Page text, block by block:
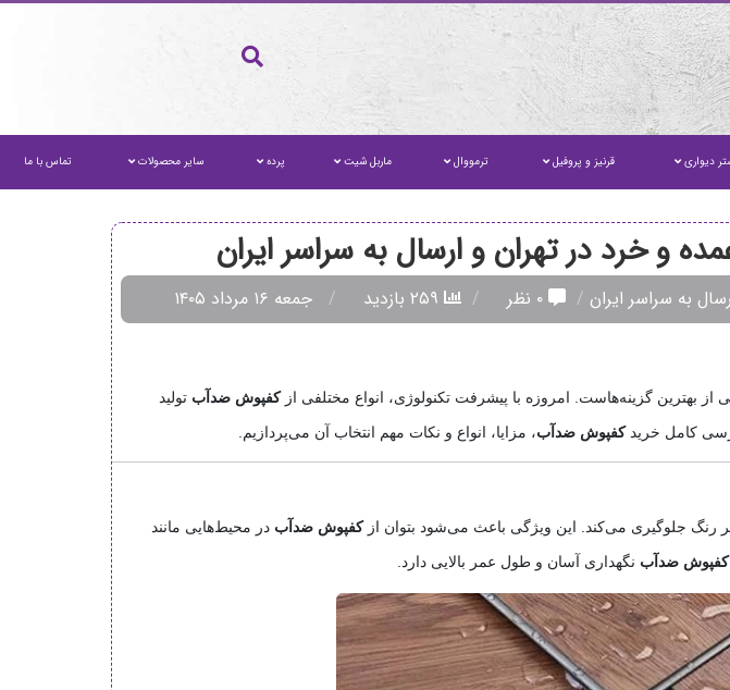
دیواری قرنیز و پروفیل ترمووال ماربل شیت پرده سایر محصولات تماس با ما
خرد در تهران و ارسال به سراسر ایران
به سراسر ایران ۰ نظر جمعه ۱۶ مرداد ۱۴۰۵
از بهترین گزینه‌هاست. امروزه با پیشرفت تکنولوژی، انواع مختلفی ازکفپوش ضدآب تولید
کامل خریدکفپوش ضدآب، مزایا، انواع و نکات مهم انتخاب آن می‌پردازیم.
رنگ جلوگیری می‌کند. این ویژگی باعث می‌شود بتوان ازکفپوش ضدآب در محیط‌هایی مانند
کفپوش ضدآب نگهداری آسان و طول عمر بالایی دارد.